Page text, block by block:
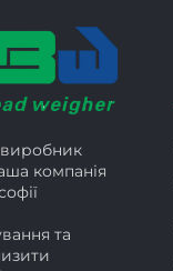
компанія
та